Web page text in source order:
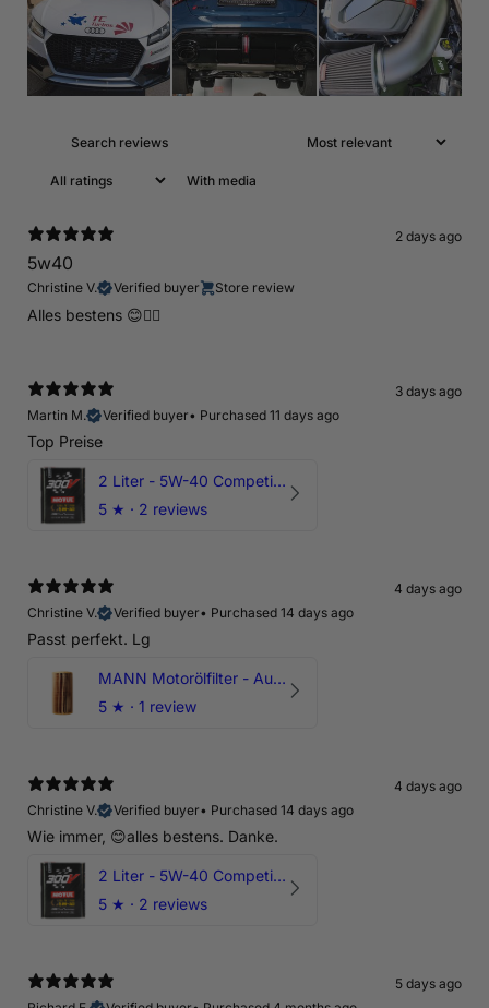
With media
2 days ago
5w40
Christine V. Verified buyer Store review
Alles bestens 😊👍🏻
3 days ago
Martin M.
Verified buyer• Purchased 11 days ago
Top Preise
2 Liter - 5W-40 Competition 300V Motul Motoröl
5 ★ · 2 reviews
4 days ago
Christine V.
Verified buyer• Purchased 14 days ago
Passt perfekt. Lg
MANN Motorölfilter - Audi RS3 TTRS RSQ3 VZ5 - DAZ DNW
5 ★ · 1 review
4 days ago
Christine V.
Verified buyer• Purchased 14 days ago
Wie immer, 😊alles bestens. Danke.
2 Liter - 5W-40 Competition 300V Motul Motoröl
5 ★ · 2 reviews
5 days ago